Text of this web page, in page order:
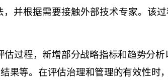
并根据需要接触外部技术专家。该过
过程，新增部分战略指标和趋势分析
果等。在评估治理和管理的有效性时